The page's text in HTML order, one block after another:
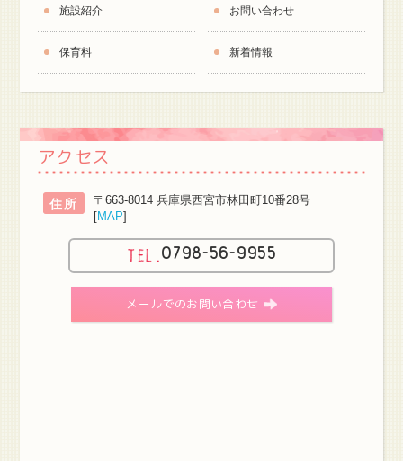
施設紹介
保育料
お問い合わせ
新着情報
アクセス
住所
〒663-8014 兵庫県西宮市林田町10番28号
[MAP]
0798-56-9955
メールでのお問い合わせ